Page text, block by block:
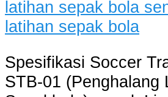
Spesifikasi Soccer
STB-01 (Penghalang